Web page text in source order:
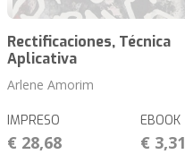
Rectificaciones, Técnica
Aplicativa
Arlene Amorim
IMPRESO
€ 28,68
EBOOK
€ 3,31